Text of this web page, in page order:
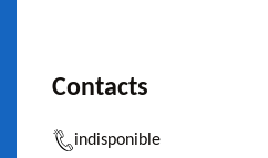
Contacts
indisponible